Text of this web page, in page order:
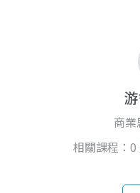
商業
相關課程：0